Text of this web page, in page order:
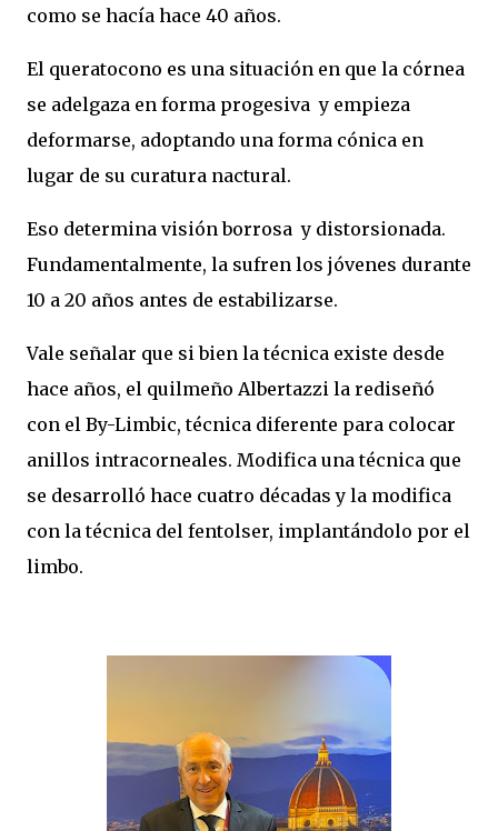
como se hacía hace 40 años.
El queratocono es una situación en que la córnea
se adelgaza en forma progesiva y empieza
deformarse, adoptando una forma cónica en
lugar de su curatura nactural.
Eso determina visión borrosa y distorsionada.
Fundamentalmente, la sufren los jóvenes durante
10 a 20 años antes de estabilizarse.
Vale señalar que si bien la técnica existe desde
hace años, el quilmeño Albertazzi la rediseñó
con el By-Limbic, técnica diferente para colocar
anillos intracorneales. Modifica una técnica que
se desarrolló hace cuatro décadas y la modifica
con la técnica del fentolser, implantándolo por el
limbo.